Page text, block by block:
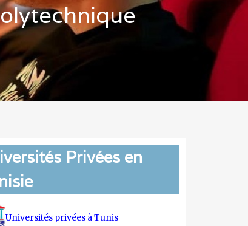
Privées en
Universités privées à Tunis